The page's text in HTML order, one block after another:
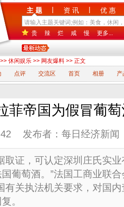
主 题 | 资 讯 | 优 惠
贵 辣 烂 咸 慢 更多...
>> 休闲娱乐 >> 网友爆料 >> 正文
点评 交流区 首页 相册 产
菲帝国为假冒葡
发布者：每日经济新
证，可认定深圳庄氏实业
葡萄酒。”法国工商业联
有关执法机关要求，对国
。